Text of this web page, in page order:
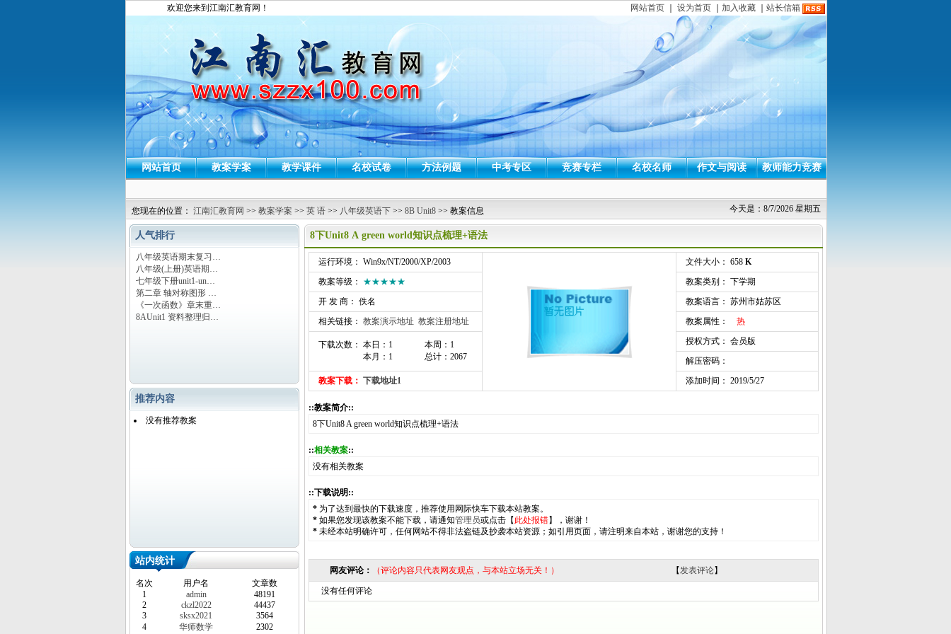
欢迎您来到江南汇教育网！ 网站首页 设为首页 加入收藏 站长信箱
网站首页 教案学案 教学课件 名校试卷 方法例题 中考专区 竞赛专栏 名校名师 作文与阅读 教师能力竞赛
今天是：8/7/2026 星期五
您现在的位置： 江南汇教育网 >> 教案学案 >> 英 语 >> 八年级英语下 >> 8B Unit8 >> 教案信息
人气排行
八年级英语期末复习…
八年级(上册)英语期…
七年级下册unit1-un…
第二章 轴对称图形 …
《一次函数》章末重…
8AUnit1 资料整理归…
推荐内容
没有推荐教案
站内统计
名次 用户名
文章数
1
admin
48191
2
ckzl2022
44437
3
sksx2021
3564
4
华师数学
2302
8下Unit8 A green world知识点梳理+语法
运行环境： Win9x/NT/2000/XP/2003 文件大小： 658 K
教案等级： ★★★★★
教案类别： 下学期
开 发 商： 佚名
教案语言： 苏州市姑苏区
相关链接： 教案演示地址 教案注册地址 教案属性： 热
下载次数： 本日：1
本月：1
本周：1
总计：2067
授权方式： 会员版
解压密码：
教案下载： 下载地址1 添加时间： 2019/5/27
::教案简介::
8下Unit8 A green world知识点梳理+语法
::相关教案::
没有相关教案
::下载说明::
* 为了达到最快的下载速度，推荐使用网际快车下载本站教案。
* 如果您发现该教案不能下载，请通知管理员或点击【 此处报错】，谢谢！
* 未经本站明确许可，任何网站不得非法盗链及抄袭本站资源；如引用页面，请注明来自本站，谢谢您的支持！
网友评论： （评论内容只代表网友观点，与本站立场无关！） 【发表评论】
没有任何评论